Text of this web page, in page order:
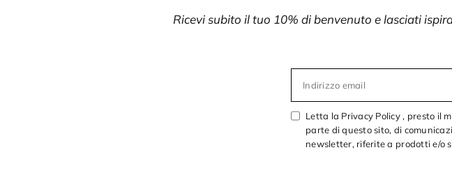
Ricevi subito il tuo 10% di benvenuto e lasciati
Indirizzo email
Letta la Privacy Policy , presto il
parte di questo sito, di
newsletter, riferite a prodotti e/o